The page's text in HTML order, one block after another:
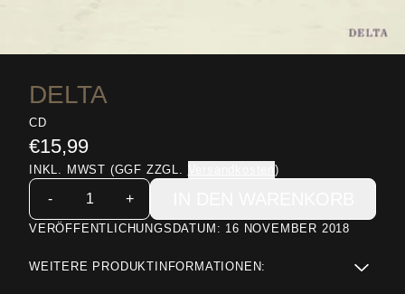
DELTA
CD
€15,99
INKL. MWST (GGF ZZGL. )
ANZAHL
- +
VERÖFFENTLICHUNGSDATUM: 16 NOVEMBER 2018
WEITERE PRODUKTINFORMATIONEN: